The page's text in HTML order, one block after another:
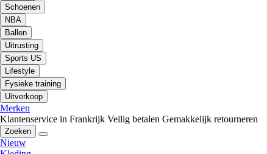
Schoenen
NBA
Ballen
Uitrusting
Sports US
Lifestyle
Fysieke training
Uitverkoop
Merken
Klantenservice in Frankrijk Veilig betalen Gemakkelijk retourneren
Zoeken
Nieuw